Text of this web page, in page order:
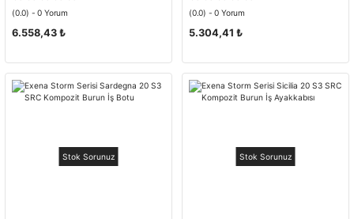
(0.0) - 0 Yorum
6.558,43 ₺
(0.0) - 0 Yorum
5.304,41 ₺
Stok Sorunuz Stok Sorunuz